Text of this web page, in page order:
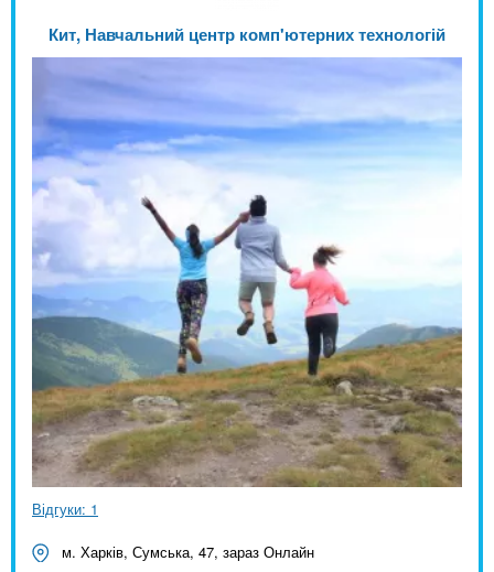
Кит, Навчальний центр комп'ютерних технологій
Відгуки: 1
м. Харків, Сумська, 47, зараз Онлайн